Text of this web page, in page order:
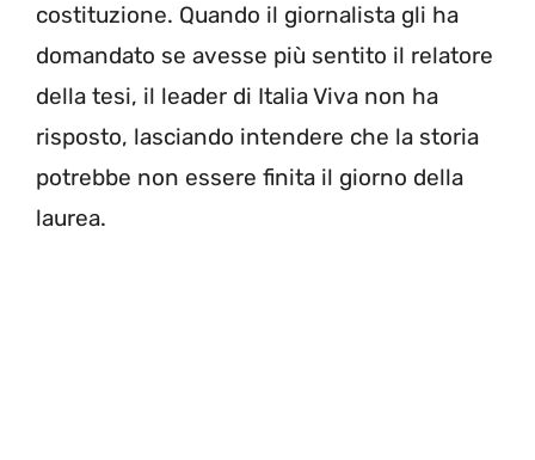
costituzione. Quando il giornalista gli ha
domandato se avesse più sentito il relatore
della tesi, il leader di Italia Viva non ha
risposto, lasciando intendere che la storia
potrebbe non essere finita il giorno della
laurea.